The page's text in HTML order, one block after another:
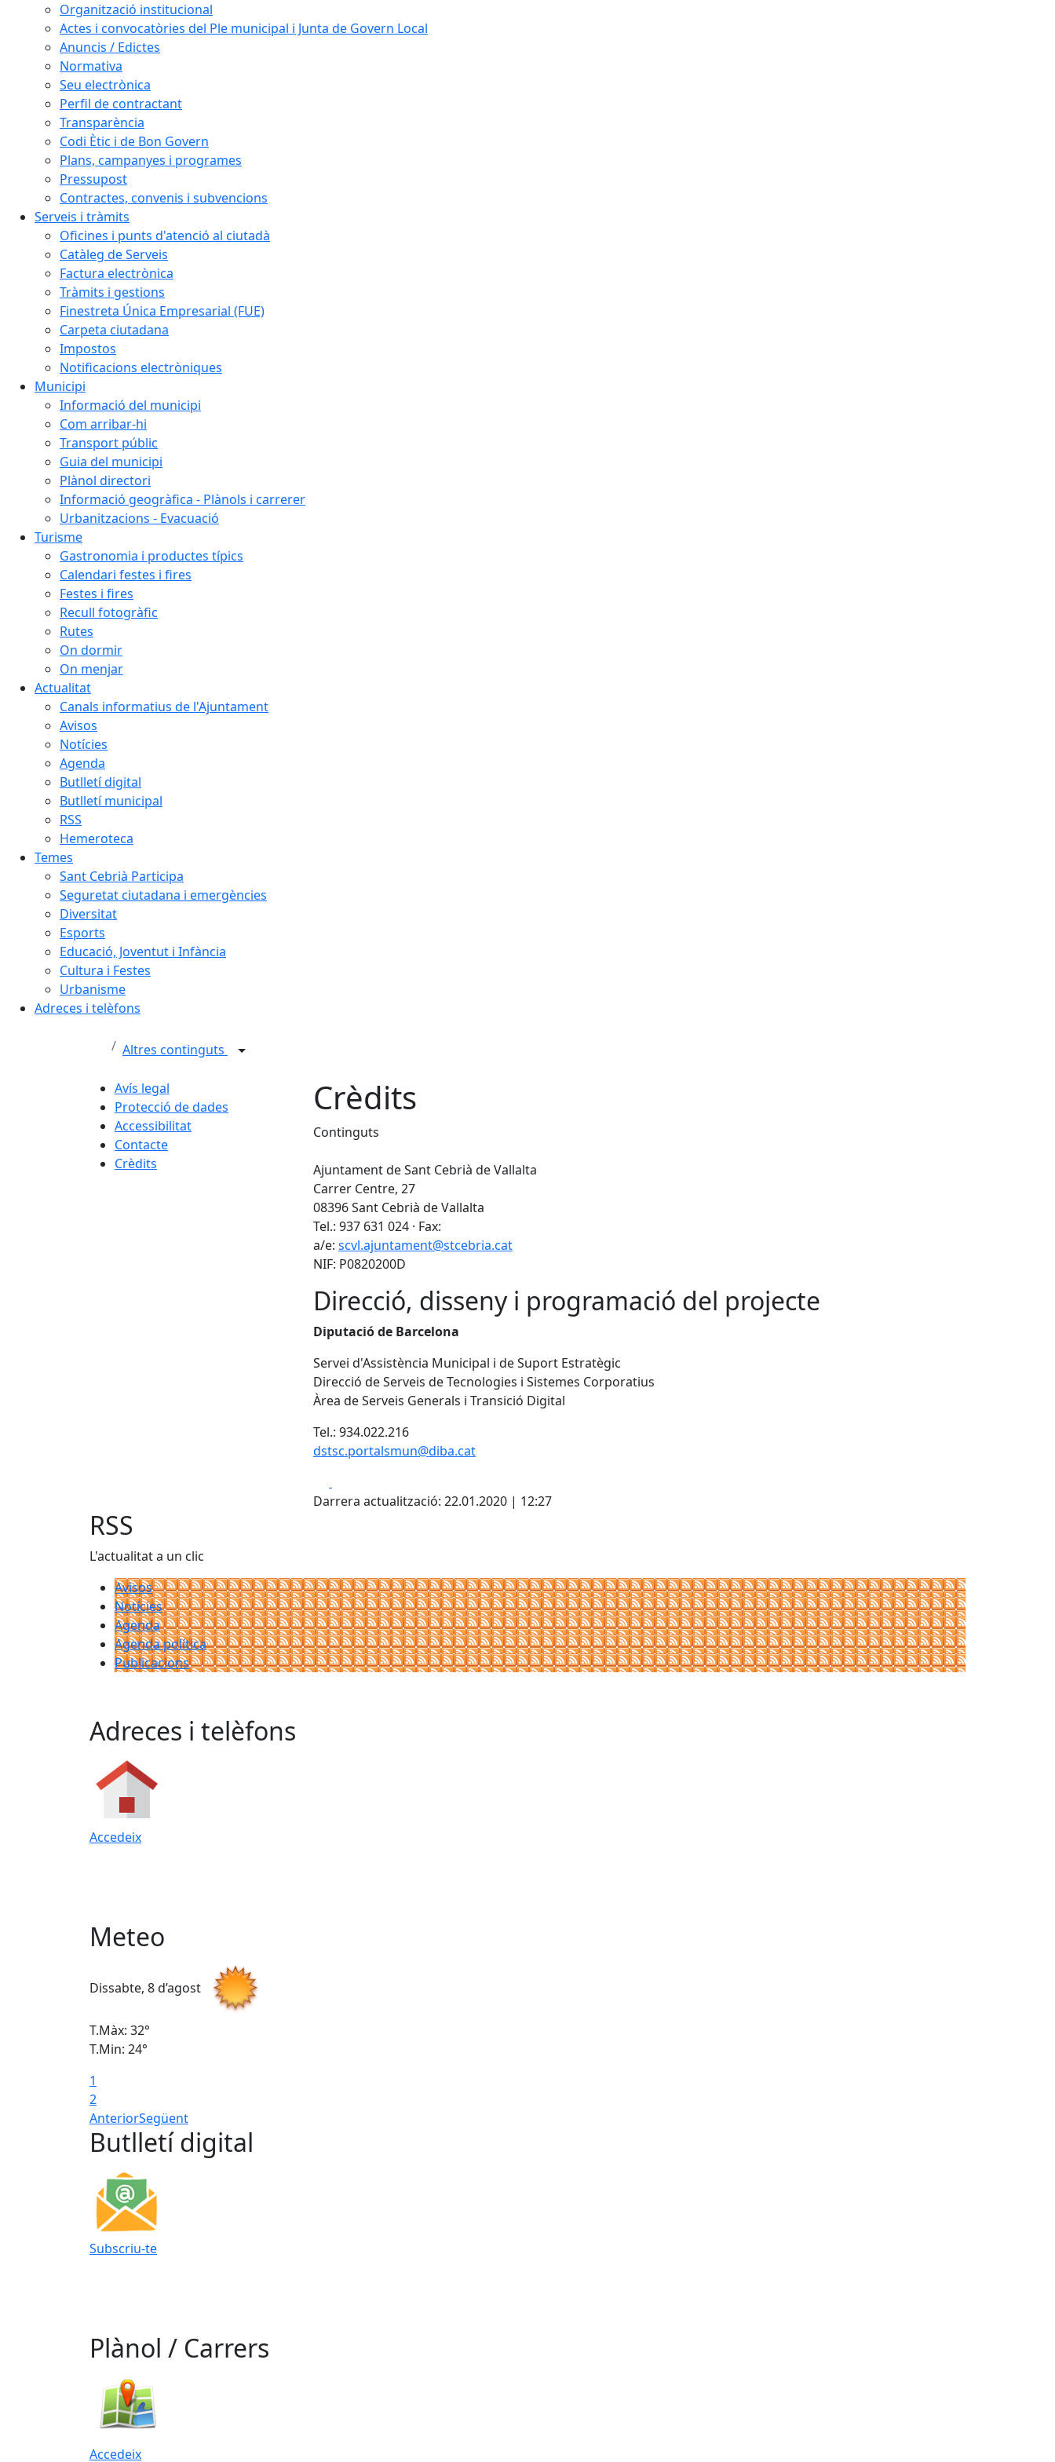
Organització institucional
Actes i convocatòries del Ple municipal i Junta de Govern Local
Anuncis / Edictes
Normativa
Seu electrònica
Perfil de contractant
Transparència
Codi Ètic i de Bon Govern
Plans, campanyes i programes
Pressupost
Contractes, convenis i subvencions
Serveis i tràmits
Oficines i punts d'atenció al ciutadà
Catàleg de Serveis
Factura electrònica
Tràmits i gestions
Finestreta Única Empresarial (FUE)
Carpeta ciutadana
Impostos
Notificacions electròniques
Municipi
Informació del municipi
Com arribar-hi
Transport públic
Guia del municipi
Plànol directori
Informació geogràfica - Plànols i carrerer
Urbanitzacions - Evacuació
Turisme
Gastronomia i productes típics
Calendari festes i fires
Festes i fires
Recull fotogràfic
Rutes
On dormir
On menjar
Actualitat
Canals informatius de l'Ajuntament
Avisos
Notícies
Agenda
Butlletí digital
Butlletí municipal
RSS
Hemeroteca
Temes
Sant Cebrià Participa
Seguretat ciutadana i emergències
Diversitat
Esports
Educació, Joventut i Infància
Cultura i Festes
Urbanisme
Adreces i telèfons
Altres continguts
Avís legal
Protecció de dades
Accessibilitat
Contacte
Crèdits
Crèdits
Continguts
Ajuntament de Sant Cebrià de Vallalta
Carrer Centre, 27
08396 Sant Cebrià de Vallalta
Tel.: 937 631 024 · Fax:
a/e: scvl.ajuntament@stcebria.cat
NIF: P0820200D
Direcció, disseny i programació del projecte
Diputació de Barcelona
Servei d'Assistència Municipal i de Suport Estratègic
Direcció de Serveis de Tecnologies i Sistemes Corporatius
Àrea de Serveis Generals i Transició Digital
Tel.: 934.022.216
dstsc.portalsmun@diba.cat
Darrera actualització: 22.01.2020 | 12:27
RSS
L'actualitat a un clic
Avisos
Notícies
Agenda
Agenda política
Publicacions
Adreces i telèfons
Accedeix
Meteo
Dissabte, 8 d’agost
T.Màx: 32°
T.Min: 24°
1
2
AnteriorSegüent
Butlletí digital
Subscriu-te
Plànol / Carrers
Accedeix